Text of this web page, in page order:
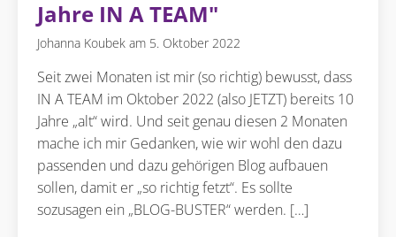
Jahre IN A TEAM"
Johanna Koubek 5. Oktober 2022
Seit zwei Monaten ist mir (so richtig) bewusst, dass
IN A TEAM im Oktober 2022 (also JETZT) bereits 10
Jahre „alt“ wird. Und seit genau diesen 2 Monaten
mache ich mir Gedanken, wie wir wohl den dazu
passenden und dazu gehörigen Blog aufbauen
sollen, damit er „so richtig fetzt“. Es sollte
sozusagen ein „BLOG-BUSTER“ werden. […]